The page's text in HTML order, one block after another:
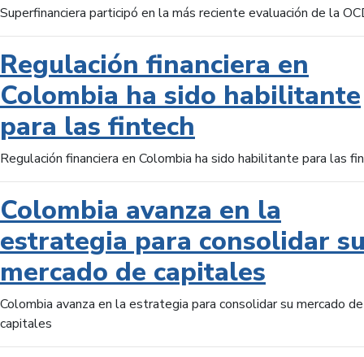
Superfinanciera participó en la más reciente evaluación de la
Regulación financiera en
Colombia ha sido habilitante
para las fintech
Regulación financiera en Colombia ha sido habilitante para las
Colombia avanza en la
estrategia para consolidar
mercado de capitales
Colombia avanza en la estrategia para consolidar su mercado de
capitales